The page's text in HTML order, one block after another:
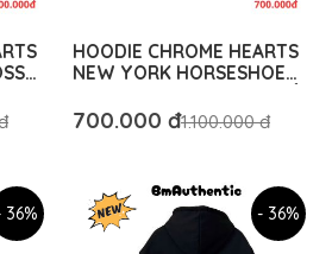
HOODIE CHROME HEARTS
NEW YORK HORSESHOE
FORM RỘNG - BM
AUTHENTIC
700.000 đ1.100.000 đ
36% - 36%